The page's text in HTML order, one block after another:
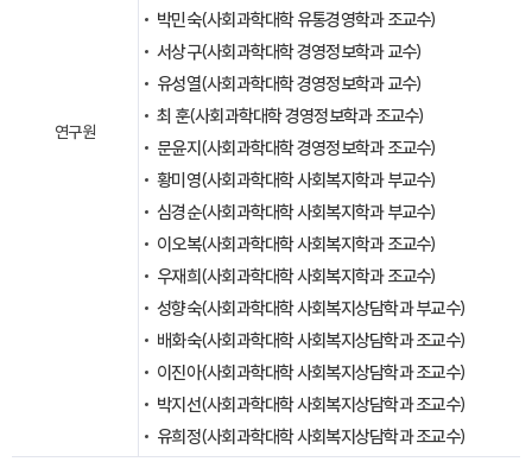
연구원
박민숙(사회과학대학 유통경영학과 조교수)
서상구(사회과학대학 경영정보학과 교수)
유성열(사회과학대학 경영정보학과 교수)
최 훈(사회과학대학 경영정보학과 조교수)
문윤지(사회과학대학 경영정보학과 조교수)
황미영(사회과학대학 사회복지학과 부교수)
심경순(사회과학대학 사회복지학과 부교수)
이오복(사회과학대학 사회복지학과 조교수)
우재희(사회과학대학 사회복지학과 조교수)
성향숙(사회과학대학 사회복지상담학과 부교수)
배화숙(사회과학대학 사회복지상담학과 조교수)
이진아(사회과학대학 사회복지상담학과 조교수)
박지선(사회과학대학 사회복지상담학과 조교수)
유희정(사회과학대학 사회복지상담학과 조교수)